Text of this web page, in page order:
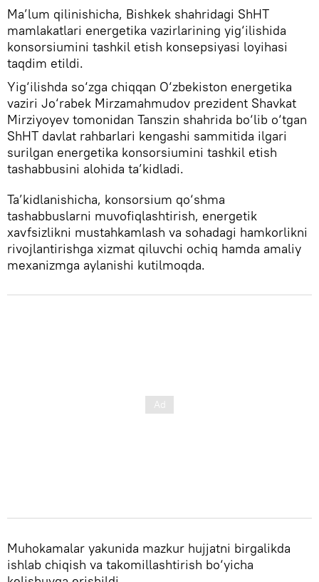
Ma’lum qilinishicha, Bishkek shahridagi ShHT
mamlakatlari energetika vazirlarining yig‘ilishida
konsorsiumini tashkil etish konsepsiyasi loyihasi
taqdim etildi.
Yig‘ilishda so‘zga chiqqan O‘zbekiston energetika
vaziri Jo‘rabek Mirzamahmudov prezident Shavkat
Mirziyoyev tomonidan Tanszin shahrida bo‘lib o‘tgan
ShHT davlat rahbarlari kengashi sammitida ilgari
surilgan energetika konsorsiumini tashkil etish
tashabbusini alohida ta’kidladi.
Ta’kidlanishicha, konsorsium qo‘shma
tashabbuslarni muvofiqlashtirish, energetik
xavfsizlikni mustahkamlash va sohadagi hamkorlikni
rivojlantirishga xizmat qiluvchi ochiq hamda amaliy
mexanizmga aylanishi kutilmoqda.
Muhokamalar yakunida mazkur hujjatni birgalikda
ishlab chiqish va takomillashtirish bo‘yicha